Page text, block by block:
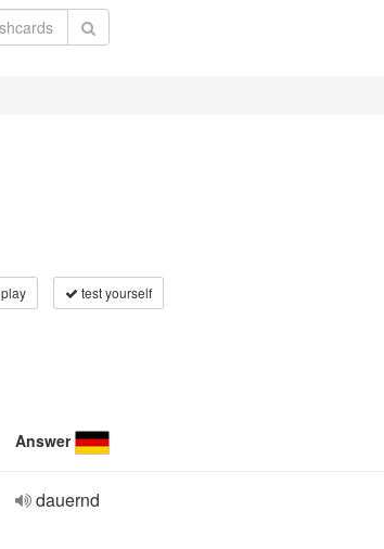
play test yourself
Answer
dauernd